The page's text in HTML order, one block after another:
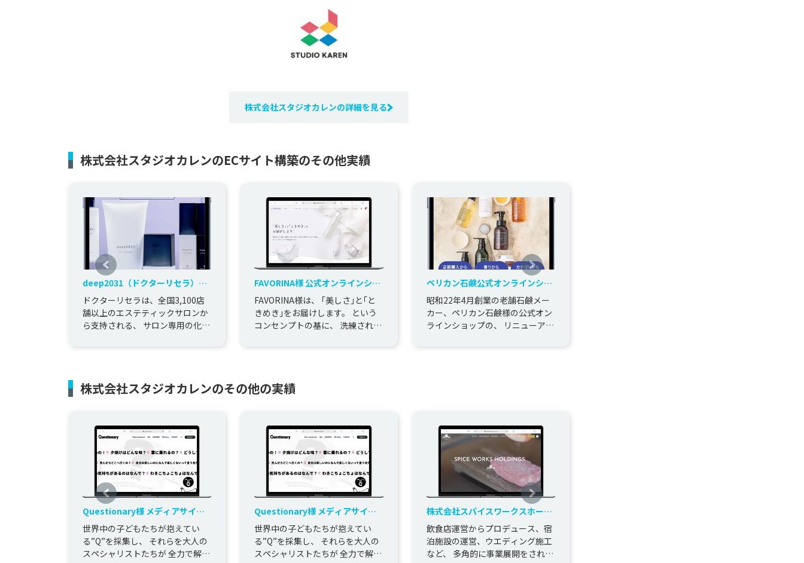
株式会社スタジオカレンの詳細を見る
株式会社スタジオカレンのECサイト構築のその他実績
deep2031（ドクターリセラ）様
公式オンラインショップリニュー
アル
ドクターリセラは、全国3,100店
舗以上のエステティックサロンか
ら支持される、 サロン専用の化粧
ブランドの1つ「dee...
FAVORINA様 公式オンラインショ
ップリニューアル
FAVORINA様は、 ｢美しさ｣と｢と
きめき｣をお届けします。 という
コンセンプトの基に、 洗練された
素肌の土台から...
ペリカン石鹸公式オンラインショ
ップ様 ECサイトリニューアル
昭和22年4月創業の老舗石鹸メー
カー、ペリカン石鹸様の公式オン
ラインショップの、 リニューアル
サイト企画構成からデザイ...
株式会社スタジオカレンのその他の実績
Questionary様 メディアサイト
制作
世界中の子どもたちが抱えてい
る”Q”を採集し、 それらを大人の
スペシャリストたちが 全力で解答
Questionary様 メディアサイト
制作
世界中の子どもたちが抱えてい
る”Q”を採集し、 それらを大人の
スペシャリストたちが 全力で解答
株式会社スパイスワークスホール
ディングス コーポレートサイトリ
ニューアル
飲食店運営からプロデュース、宿
泊施設の運営、ウエディング施工
など、 多角的に事業展開をされて